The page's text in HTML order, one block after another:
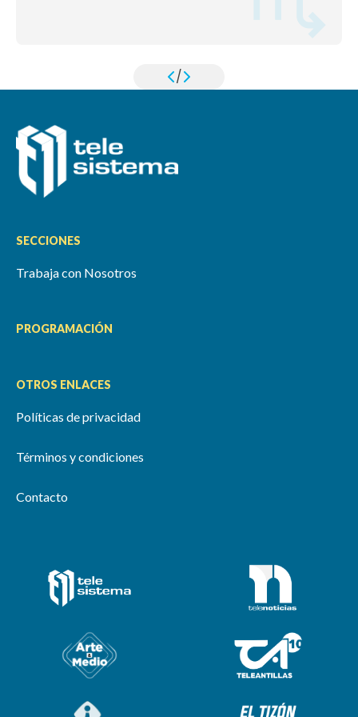
/
SECCIONES
Trabaja con Nosotros
PROGRAMACIÓN
OTROS ENLACES
Políticas de privacidad
Términos y condiciones
Contacto